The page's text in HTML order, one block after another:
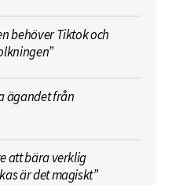
behöver Tiktok och
ägandet från
att bära verklig
är det magiskt”